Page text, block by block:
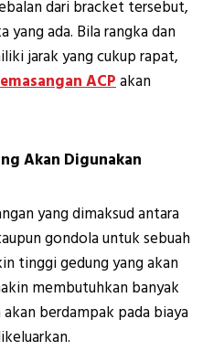
dari bracket tersebut,
yang ada. Bila rangka dan
jarak yang cukup rapat,
ACPakan
Akan Digunakan
yang dimaksud antara
gondola untuk sebuah
tinggi gedung yang akan
membutuhkan banyak
berdampak pada biaya